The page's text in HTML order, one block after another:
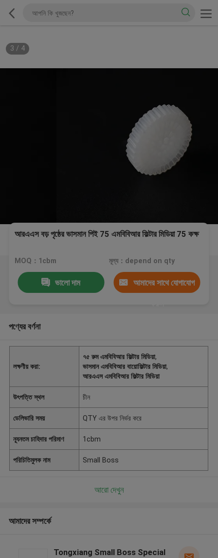
3 / 4
আরএএস বড় পৃষ্ঠের ভাসমান পিই 75 এমবিবিআর ফিল্টার মিডিয়া 75 কক্ষ
MOQ：1cbm মূল্য：depend on qty
ভালো দাম আমাদের সাথে যোগাযোগ
পণ্যের বর্ণনা
লক্ষণীয় করা:
৭৫ রুম এমবিবিআর ফিল্টার মিডিয়া,
ভাসমান এমবিবিআর বায়োফিল্টার মিডিয়া,
আরএএস এমবিবিআর ফিল্টার মিডিয়া
উৎপত্তি স্থল চীন
ডেলিভারি সময় QTY এর উপর নির্ভর করে
ন্যূনতম চাহিদার পরিমাণ 1cbm
পরিচিতিমুলক নাম Small Boss
আরো দেখুন
আমাদের সম্পর্কে
Tongxiang Small Boss Special